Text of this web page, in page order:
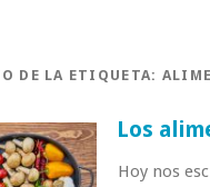
DE LA ETIQUETA:
Los
Hoy nos